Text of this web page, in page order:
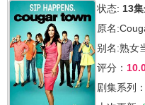
状态: 13
原名
别名:熟女
评分：
剧集系列